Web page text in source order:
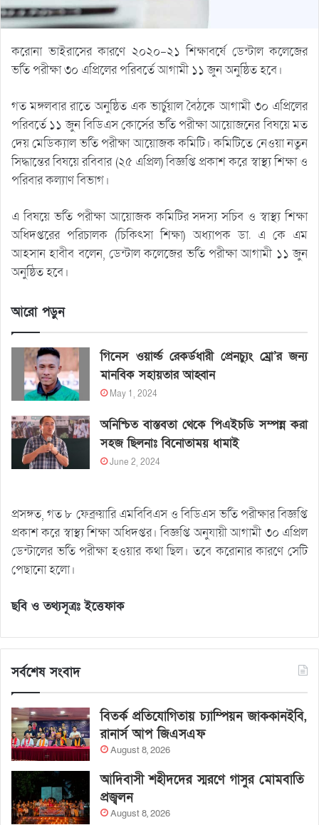
করোনা ভাইরাসের কারণে ২০২০-২১ শিক্ষাবর্ষে ডেন্টাল কলেজের
ভর্তি পরীক্ষা ৩০ এপ্রিলের পরিবর্তে আগামী ১১ জুন অনুষ্ঠিত হবে।
গত মঙ্গলবার রাতে অনুষ্ঠিত এক ভার্চুয়াল বৈঠকে আগামী ৩০ এপ্রিলের
পরিবর্তে ১১ জুন বিডিএস কোর্সের ভর্তি পরীক্ষা আয়োজনের বিষয়ে মত
দেয় মেডিক্যাল ভর্তি পরীক্ষা আয়োজক কমিটি। কমিটিতে নেওয়া নতুন
সিদ্ধান্তের বিষয়ে রবিবার (২৫ এপ্রিল) বিজ্ঞপ্তি প্রকাশ করে স্বাস্থ্য শিক্ষা ও
পরিবার কল্যাণ বিভাগ।
এ বিষয়ে ভর্তি পরীক্ষা আয়োজক কমিটির সদস্য সচিব ও স্বাস্থ্য শিক্ষা
অধিদপ্তরের পরিচালক (চিকিৎসা শিক্ষা) অধ্যাপক ডা. এ কে এম
আহসান হাবীব বলেন, ডেন্টাল কলেজের ভর্তি পরীক্ষা আগামী ১১ জুন
অনুষ্ঠিত হবে।
আরো পড়ুন
গিনেস ওয়ার্ল্ড রেকর্ডধারী প্রেনচ্যুং ম্রো’র জন্য
মানবিক সহায়তার আহ্বান
May 1, 2024
অনিশ্চিত বাস্তবতা থেকে পিএইচডি সম্পন্ন করা
সহজ ছিলনাঃ বিনোতাময় ধামাই
June 2, 2024
প্রসঙ্গত, গত ৮ ফেব্রুয়ারি এমবিবিএস ও বিডিএস ভর্তি পরীক্ষার বিজ্ঞপ্তি
প্রকাশ করে স্বাস্থ্য শিক্ষা অধিদপ্তর। বিজ্ঞপ্তি অনুযায়ী আগামী ৩০ এপ্রিল
ডেন্টালের ভর্তি পরীক্ষা হওয়ার কথা ছিল। তবে করোনার কারণে সেটি
পেছানো হলো।
ছবি ও তথ্যসূত্রঃ ইত্তেফাক
সর্বশেষ সংবাদ
বিতর্ক প্রতিযোগিতায় চ্যাম্পিয়ন জাককানইবি,
রানার্স আপ জিএসএফ
August 8, 2026
আদিবাসী শহীদদের স্মরণে গাসুর মোমবাতি
প্রজ্বলন
August 8, 2026